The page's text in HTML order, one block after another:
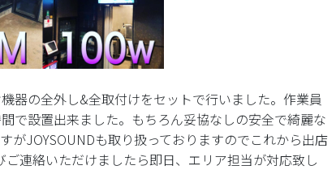
器の全外し&全取付けをセットで行いました。作業員
で設置出来ました。もちろん妥協なしの安全で綺麗な
がJOYSOUNDも取り扱っておりますのでこれから出店
連絡いただけましたら即日、エリア担当が対応致し